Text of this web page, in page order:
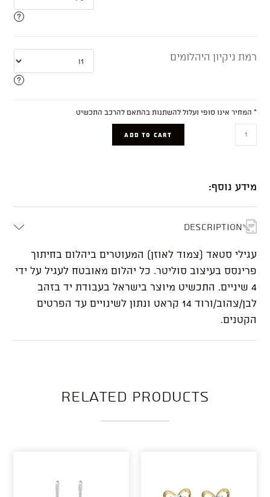
רמת ניקיון היהלומים
* המחיר אינו סופי ועלול להשתנות בהתאם להרכב התכשיט
ADD TO CART
מידע נוסף:
Description
עגילי סטאד (צמוד לאוזן) המעוטרים ביהלום בחיתוך
פרינסס בעיצוב סוליטר. כל יהלום מאובטח לעגיל על ידי
4 שיניים. התכשיט מיוצר בישראל בעבודת יד בזהב
לבן/צהוב/ורוד 14 קראט ונתון לשינויים עד הפרטים
הקטנים.
Related products